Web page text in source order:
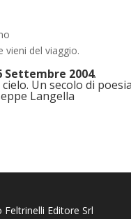
vieni del viaggio.
Settembre 2004.
Un secolo di
Langella
Editore Srl